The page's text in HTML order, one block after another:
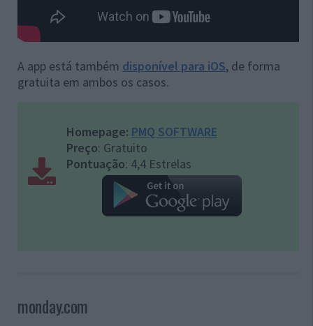
A app está também disponível para iOS, de forma
gratuita em ambos os casos.
Homepage: PMQ SOFTWARE
Preço: Gratuito
Pontuação: 4,4 Estrelas
monday.com